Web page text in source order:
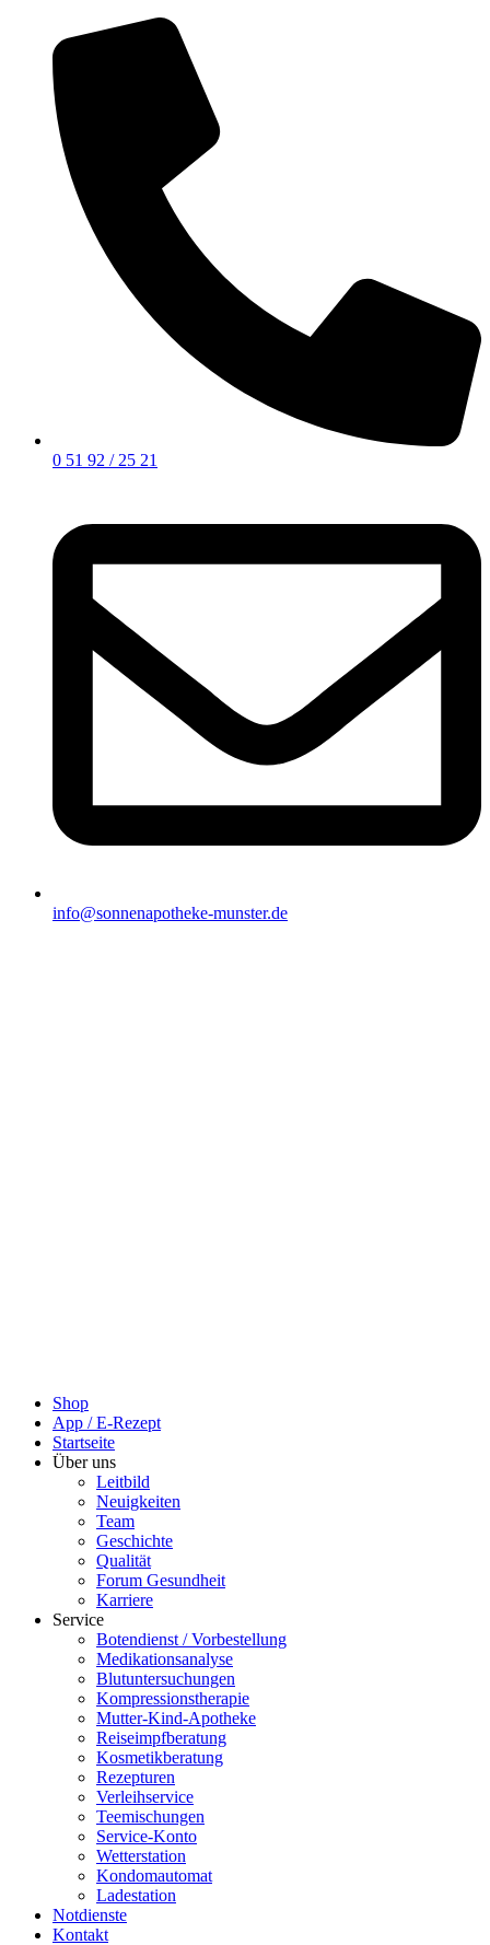
0 51 92 / 25 21
info@sonnenapotheke-munster.de
Shop
App / E-Rezept
Startseite
Über uns
Leitbild
Neuigkeiten
Team
Geschichte
Qualität
Forum Gesundheit
Karriere
Service
Botendienst / Vorbestellung
Medikationsanalyse
Blutuntersuchungen
Kompressionstherapie
Mutter-Kind-Apotheke
Reiseimpfberatung
Kosmetikberatung
Rezepturen
Verleihservice
Teemischungen
Service-Konto
Wetterstation
Kondomautomat
Ladestation
Notdienste
Kontakt